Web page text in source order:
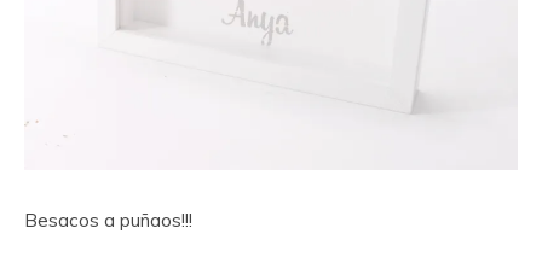
Besacos a puñaos!!!